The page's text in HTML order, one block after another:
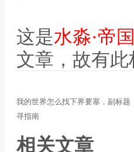
这是水淼·帝
文章，故有此
我的世界怎么找下界要塞，副标题
寻指南
相关文章